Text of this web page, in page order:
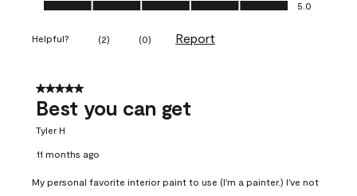
5.0
Helpful? (2) (0) Report
5 out of 5 stars.
Best you can get
Tyler H
11 months ago
My personal favorite interior paint to use (I'm a painter.) I've not